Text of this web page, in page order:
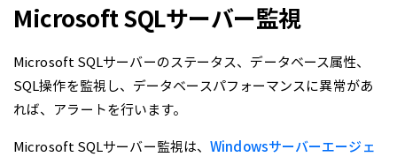
Microsoft SQLサーバー監視
Microsoft SQLサーバーのステータス、データベース属性、
SQL操作を監視し、データベースパフォーマンスに異常があ
れば、アラートを行います。
Microsoft SQLサーバー監視は、Windowsサーバーエージェ